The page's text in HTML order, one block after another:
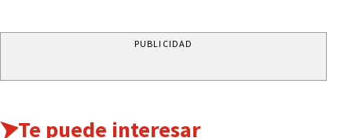
PUBLICIDAD
Te puede interesar